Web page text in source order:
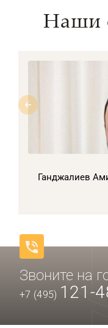
Наши
Ганджалиев
Звоните на
+7 (495) 121-